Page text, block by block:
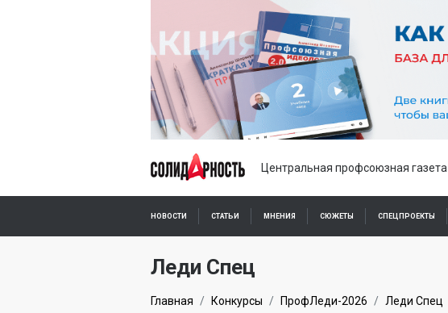
Центральная профсоюзная газета
НОВОСТИ СТАТЬИ МНЕНИЯ СЮЖЕТЫ СПЕЦПРОЕКТЫ
ПОДПИСКА ОНЛАЙН
Леди Спец
Главная Конкурсы ПрофЛеди-2026 Леди Спец